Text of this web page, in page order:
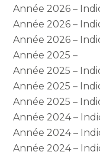
Année 2026 –
Année 2026 –
Année 2026 –
Année 2025 –
Année 2025 –
Année 2025 –
Année 2025 –
Année 2024 –
Année 2024 –
Année 2024 –